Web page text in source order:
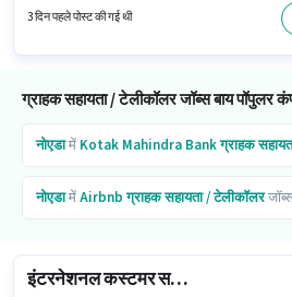
Fixed + Incentives सैलरी उपलब्ध है। यह नौकरी सेक्टर
भूमिका के लिए महत्वपूर्ण दस्तावेज़ PAN कार्ड, आधार
3 दिन पहले पोस्ट की गई थी
ग्राहक सहायता / टेलीकॉलर जॉब्स बाय पॉपुलर
नोएडामें Kotak Mahindra Bankग्राहक
नोएडामेंAirbnb ग्राहक सहायता / टेलीकॉलर
इंटरनेशनल कस्टमर सपोर्ट एग्जीक्यूटिव